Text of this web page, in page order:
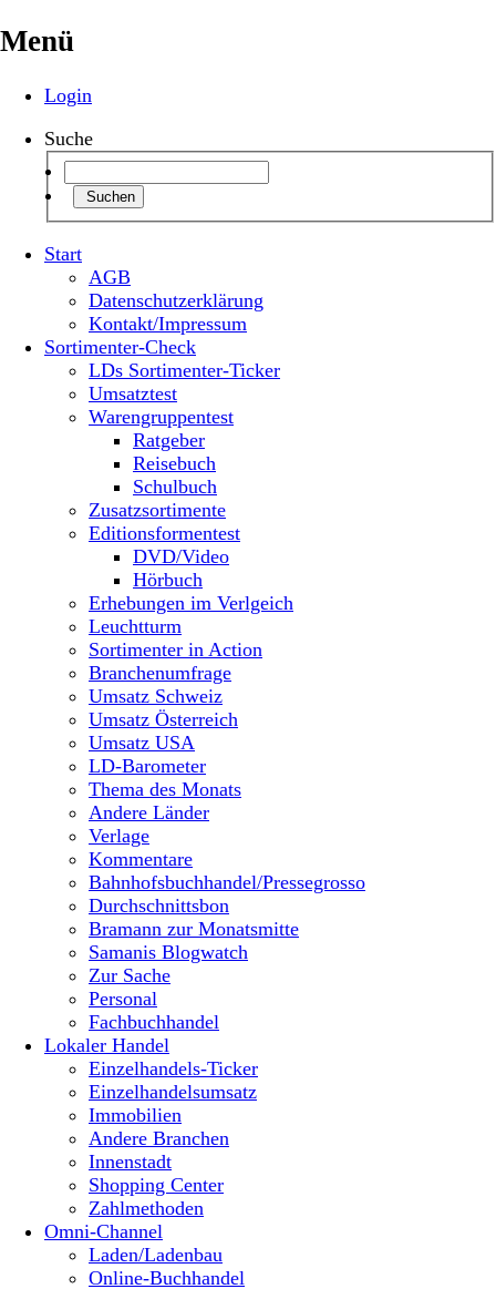
Menü
Login
Suche
Suchen
Start
AGB
Datenschutzerklärung
Kontakt/Impressum
Sortimenter-Check
LDs Sortimenter-Ticker
Umsatztest
Warengruppentest
Ratgeber
Reisebuch
Schulbuch
Zusatzsortimente
Editionsformentest
DVD/Video
Hörbuch
Erhebungen im Verlgeich
Leuchtturm
Sortimenter in Action
Branchenumfrage
Umsatz Schweiz
Umsatz Österreich
Umsatz USA
LD-Barometer
Thema des Monats
Andere Länder
Verlage
Kommentare
Bahnhofsbuchhandel/Pressegrosso
Durchschnittsbon
Bramann zur Monatsmitte
Samanis Blogwatch
Zur Sache
Personal
Fachbuchhandel
Lokaler Handel
Einzelhandels-Ticker
Einzelhandelsumsatz
Immobilien
Andere Branchen
Innenstadt
Shopping Center
Zahlmethoden
Omni-Channel
Laden/Ladenbau
Online-Buchhandel